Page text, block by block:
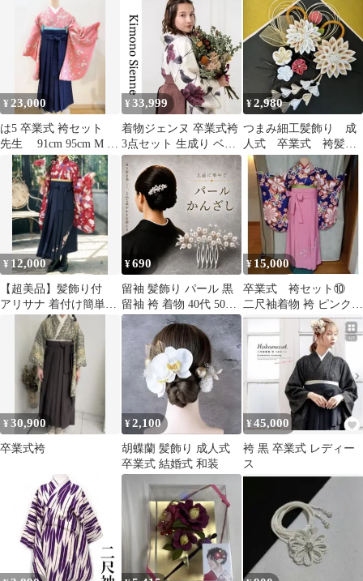
¥23,000
は5 卒業式 袴セット
先生 91cm 95cm M L
選べる 大学生
¥ 33,999
着物ジェンヌ 卒業式袴
3点セット 生成り ベー
ジュ 栗茶 ダリア 花柄
袴 卒業式 二尺袖着物
レディース袴 袴セット
¥2,980
つまみ細工髪飾り 成
人式 卒業式 袴髪飾
り 和装髪飾り
¥ 12,000
【超美品】髪飾り付
アリサナ 着付け簡単小
学生袴150
¥690
留袖 髪飾り パール 黒
留袖 袴 着物 40代 50代
かんざし 簪 パールピン
フラワー 結婚式 成人式
振袖 和装 卒業式 花嫁
浴衣 ショートヘア ショ
ート 和装小物 コーム
ヘアアクセサリー ヘア
ーアクセサリー ヘアア
クセ ヘアピン ヘアコー
ム
¥ 15,000
卒業式 袴セット⑩
二尺袖着物 袴 ピンク
花柄 華やか
¥30,900
卒業式袴
¥2,100
胡蝶蘭 髪飾り 成人式
卒業式 結婚式 和装
¥45,000
袴 黒 卒業式 レディー
ス